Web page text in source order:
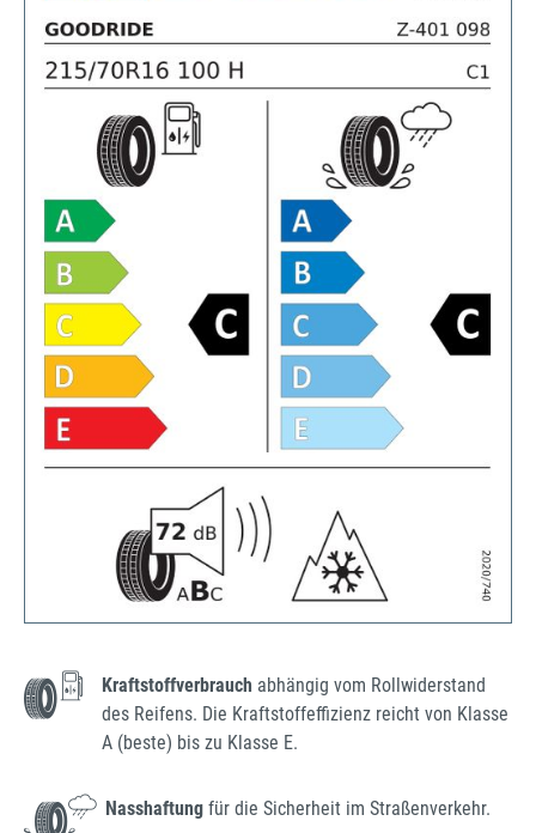
Kraftstoffverbrauch abhängig vom Rollwiderstand
des Reifens. Die Kraftstoffeffizienz reicht von Klasse
A (beste) bis zu Klasse E.
Nasshaftung für die Sicherheit im Straßenverkehr.